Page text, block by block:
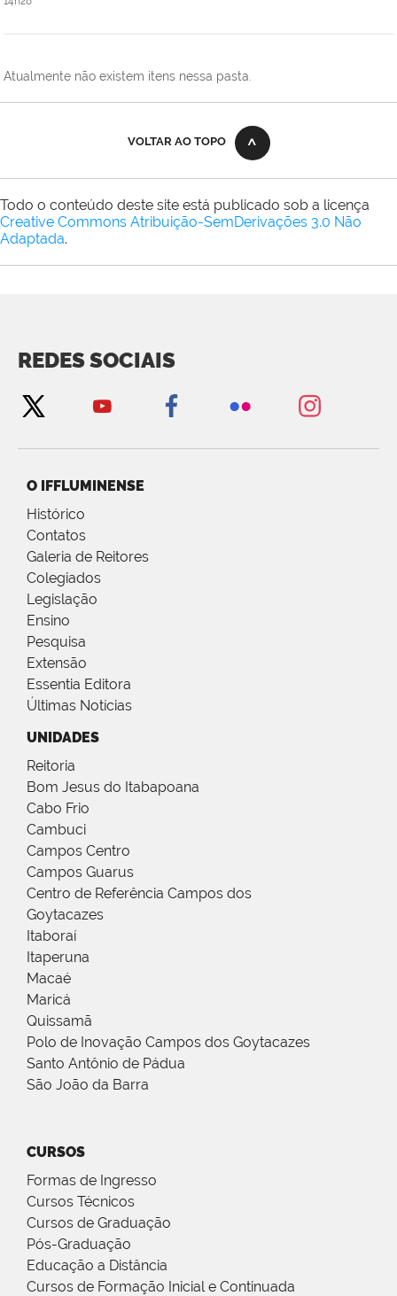
Atualmente não existem itens nessa pasta.
VOLTAR AO TOPO
Todo o conteúdo deste site está publicado sob a licença
Creative Commons Atribuição-SemDerivações 3.0 Não
Adaptada.
REDES SOCIAIS
O IFFLUMINENSE
Histórico
Contatos
Galeria de Reitores
Colegiados
Legislação
Ensino
Pesquisa
Extensão
Essentia Editora
Últimas Notícias
UNIDADES
Reitoria
Bom Jesus do Itabapoana
Cabo Frio
Cambuci
Campos Centro
Campos Guarus
Centro de Referência Campos dos
Goytacazes
Itaboraí
Itaperuna
Macaé
Maricá
Quissamã
Polo de Inovação Campos dos Goytacazes
Santo Antônio de Pádua
São João da Barra
CURSOS
Formas de Ingresso
Cursos Técnicos
Cursos de Graduação
Pós-Graduação
Educação a Distância
Cursos de Formação Inicial e Continuada